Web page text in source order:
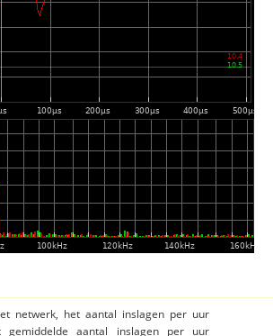
netwerk, het aantal inslagen per uur
aantal inslagen per uur